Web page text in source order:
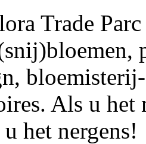
Trade
Als u
het nergens!